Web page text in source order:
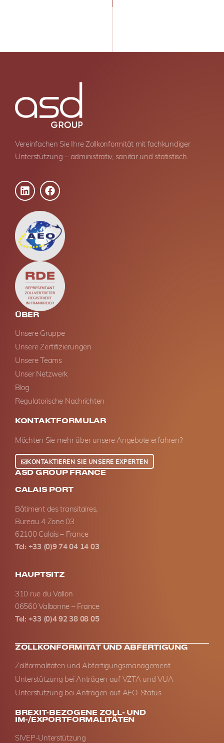
Vereinfachen Sie Ihre Zollkonformität mit fachkundiger
Unterstützung – administrativ, sanitär und statistisch.
ÜBER
Unsere Gruppe
Unsere Zertifizierungen
Unsere Teams
Unser Netzwerk
Blog
Regulatorische Nachrichten
KONTAKTFORMULAR
Möchten Sie mehr über unsere Angebote erfahren?
KONTAKTIEREN SIE UNSERE EXPERTEN
ASD GROUP FRANCE
CALAIS PORT
Bâtiment des transitaires,
Bureau 4 Zone 03
62100 Calais – France
Tel: +33 (0)9 74 04 14 03
HAUPTSITZ
310 rue du Vallon
06560 Valbonne – France
Tel: +33 (0)4 92 38 08 05
ZOLLKONFORMITÄT UND ABFERTIGUNG
Zollformalitäten und Abfertigungsmanagement
Unterstützung bei Anträgen auf VZTA und VUA
Unterstützung bei Anträgen auf AEO-Status
BREXIT-BEZOGENE ZOLL- UND
IM-/EXPORTFORMALITÄTEN
SIVEP-Unterstützung